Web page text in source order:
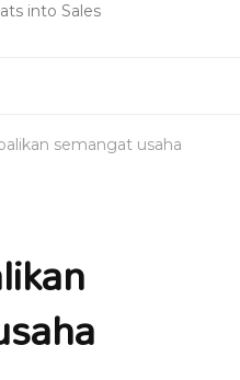
into Sales
semangat usaha